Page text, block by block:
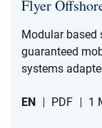
Flyer
Modular based
guaranteed
systems
EN PDF 1